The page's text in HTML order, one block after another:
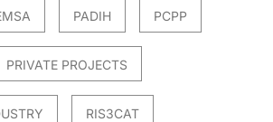
PADIH PCPP
PRIVATE PROJECTS
RIS3CAT